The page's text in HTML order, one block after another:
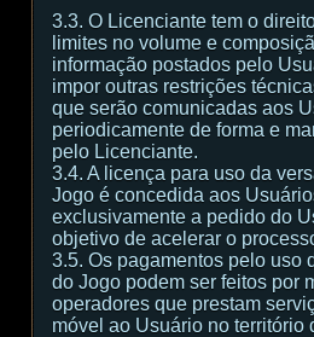
3.3. O Licenciante tem o
limites no volume e
informação postados pelo
impor outras restrições
que serão comunicadas aos
periodicamente de forma e
pelo Licenciante.
3.4. A licença para uso da
Jogo é concedida aos
exclusivamente a pedido do
objetivo de acelerar o
3.5. Os pagamentos pelo uso
do Jogo podem ser feitos por
operadores que prestam
móvel ao Usuário no território